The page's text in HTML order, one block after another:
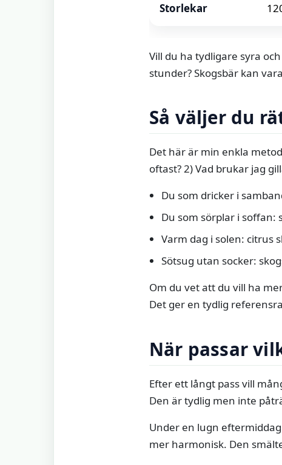
Storlekar
Vill du ha tydligare syra
stunder? Skogsbär kan
Så väljer du
Det här är min enkla
oftast? 2) Vad brukar jag
Du som dricker i
Du som sörplar i soffan:
Varm dag i solen: citrus
Sötsug utan socker:
Om du vet att du vill ha
Det ger en tydlig
När passar
Efter ett långt pass vill
Den är tydlig men inte
Under en lugn
mer harmonisk. Den